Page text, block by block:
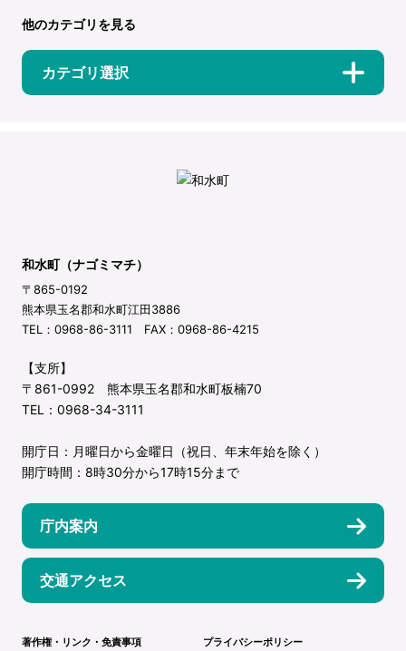
他のカテゴリを見る
カテゴリ選択
和水町（ナゴミマチ）
〒865-0192
熊本県玉名郡和水町江田3886
TEL：0968-86-3111 FAX：0968-86-4215
【支所】
〒861-0992 熊本県玉名郡和水町板楠70
TEL：0968-34-3111
開庁日：月曜日から金曜日（祝日、年末年始を除く）
開庁時間：8時30分から17時15分まで
庁内案内
交通アクセス
著作権・リンク・免責事項 プライバシーポリシー